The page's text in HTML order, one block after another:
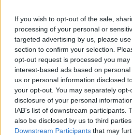
If you wish to opt-out of the sale,
processing of your personal or
targeted advertising by us, please
section to confirm your selection.
opt-out request is processed you may
interest-based ads based on
us or personal information disclosed
your opt-out. You may separately
disclosure of your personal
IAB’s list of downstream participants.
also be disclosed by us to third
Downstream Participants that may
2022. március 11. 16:46
Korlátozta az Instagramhoz
hozzáférést pénteken az orosz
tömegtájékoztatási és
(Roszkomnadzor), miután a
tulajdonosa, az amerikai
szóvivője szerint
oroszokkal szembeni